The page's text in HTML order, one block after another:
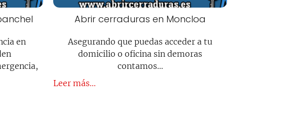
en
Abrir cerraduras en Moncloa
Asegurando que puedas acceder a tu
domicilio o oficina sin demoras
contamos…
Leer más...